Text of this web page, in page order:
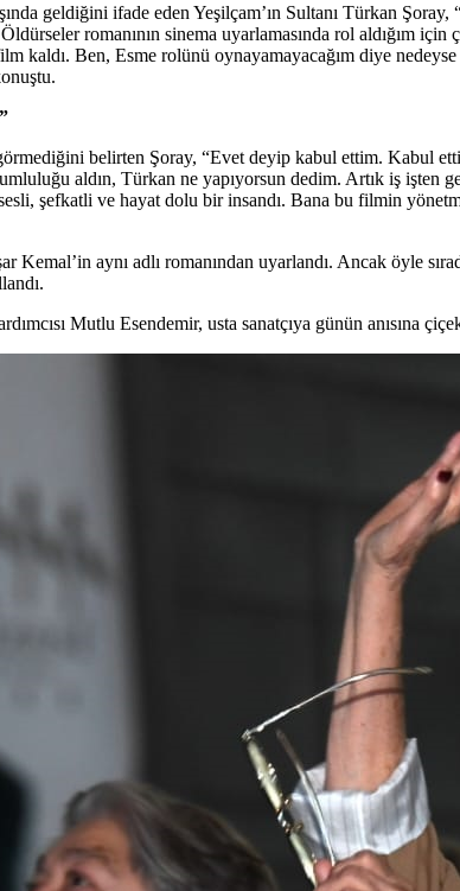
geldiğini ifade eden Yeşilçam’ın Sultanı Türkan
romanının sinema uyarlamasında rol aldığım
kaldı. Ben, Esme rolünü oynayamayacağım diye
belirten Şoray, “Evet deyip kabul ettim. Kabul
aldın, Türkan ne yapıyorsun dedim. Artık iş işten
şefkatli ve hayat dolu bir insandı. Bana bu filmin
aynı adlı romanından uyarlandı. Ancak öyle
Mutlu Esendemir, usta sanatçıya günün anısına